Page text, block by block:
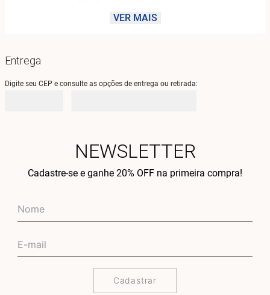
encontros descontraídos, essa calça é um verdadeiro curinga no
VER MAIS
Entrega
Digite seu CEP e consulte as opções de entrega ou retirada:
NEWSLETTER
Cadastre-se e ganhe 20% OFF na primeira compra!
Cadastrar